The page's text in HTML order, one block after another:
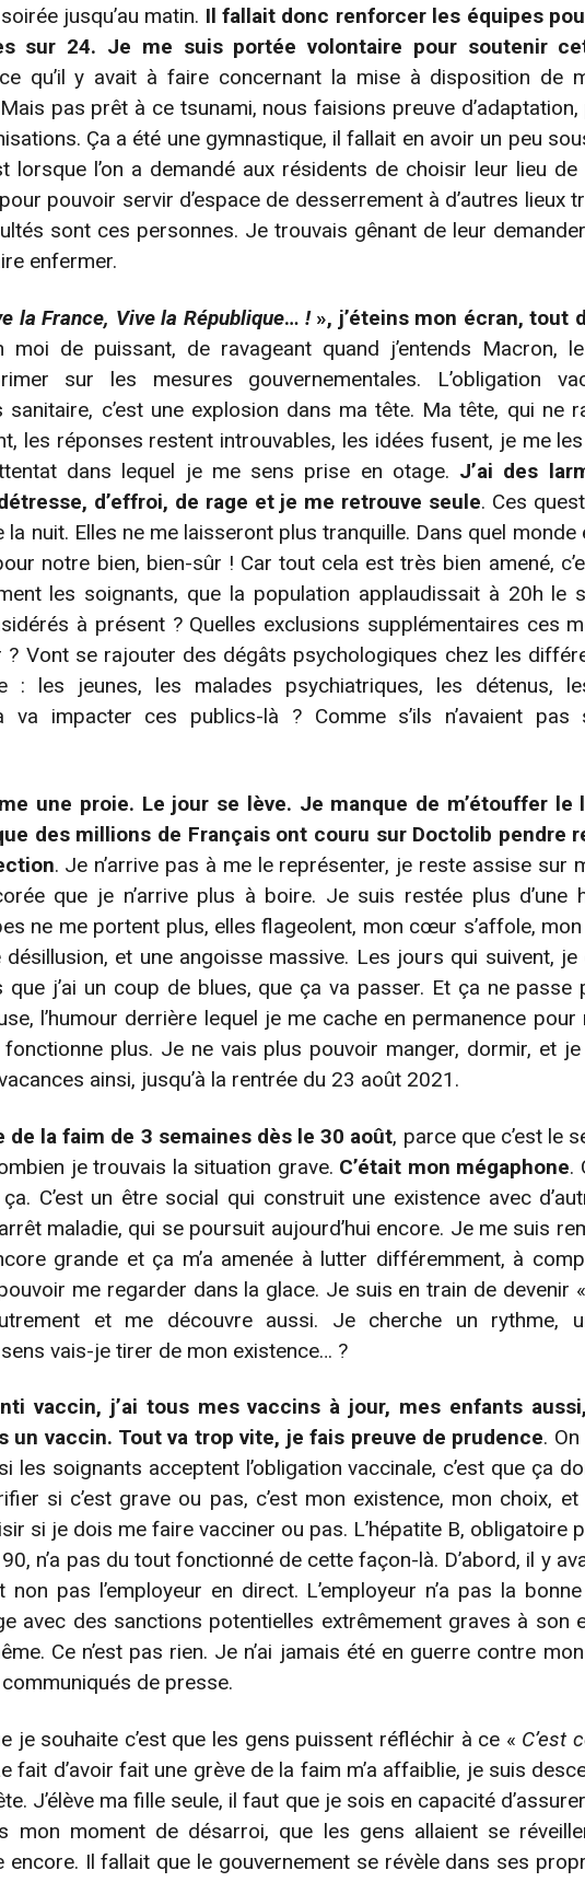
jusqu’au matin. Il fallait donc renforcer les équipes
sur 24. Je me suis portée volontaire pour soutenir
qu’il y avait à faire concernant la mise à disposition de
pas prêt à ce tsunami, nous faisions preuve
Ça a été une gymnastique, il fallait en avoir un peu
lorsque l’on a demandé aux résidents de choisir leur lieu
pouvoir servir d’espace de desserrement à d’autres lieux
sont ces personnes. Je trouvais gênant de leur
enfermer.
la France, Vive la République… !», j’éteins mon écran, tout
moi de puissant, de ravageant quand j’entends Macron,
sur les mesures gouvernementales. L’obligation
sanitaire, c’est une explosion dans ma tête. Ma tête, qui ne
les réponses restent introuvables, les idées fusent, je me
dans lequel je me sens prise en otage. J’ai des
d’effroi, de rage et je me retrouve seule. Ces
la nuit. Elles ne me laisseront plus tranquille. Dans quel
notre bien, bien-sûr ! Car tout cela est très bien amené,
les soignants, que la population applaudissait à 20h le
à présent ? Quelles exclusions supplémentaires ces
? Vont se rajouter des dégâts psychologiques chez les
: les jeunes, les malades psychiatriques, les détenus,
va impacter ces publics-là ? Comme s’ils n’avaient pas
une proie. Le jour se lève. Je manque de m’étouffer le
des millions de Français ont couru sur Doctolib pendre
. Je n’arrive pas à me le représenter, je reste assise sur
que je n’arrive plus à boire. Je suis restée plus d’une
ne me portent plus, elles flageolent, mon cœur s’affole,
désillusion, et une angoisse massive. Les jours qui suivent,
j’ai un coup de blues, que ça va passer. Et ça ne passe
l’humour derrière lequel je me cache en permanence pour
plus. Je ne vais plus pouvoir manger, dormir, et
ainsi, jusqu’à la rentrée du 23 août 2021.
de la faim de 3 semaines dès le 30 août, parce que c’est le
je trouvais la situation grave. C’était mon mégaphone.
C’est un être social qui construit une existence avec
maladie, qui se poursuit aujourd’hui encore. Je me suis
grande et ça m’a amenée à lutter différemment, à
me regarder dans la glace. Je suis en train de devenir
et me découvre aussi. Je cherche un rythme,
vais-je tirer de mon existence… ?
vaccin, j’ai tous mes vaccins à jour, mes enfants
un vaccin. Tout va trop vite, je fais preuve de prudence.
les soignants acceptent l’obligation vaccinale, c’est que ça
si c’est grave ou pas, c’est mon existence, mon choix,
si je dois me faire vacciner ou pas. L’hépatite B, obligatoire
n’a pas du tout fonctionné de cette façon-là. D’abord, il y
pas l’employeur en direct. L’employeur n’a pas la
avec des sanctions potentielles extrêmement graves à son
Ce n’est pas rien. Je n’ai jamais été en guerre contre
de presse.
je souhaite c’est que les gens puissent réfléchir à ce « C’est
fait d’avoir fait une grève de la faim m’a affaiblie, je suis
J’élève ma fille seule, il faut que je sois en capacité
mon moment de désarroi, que les gens allaient se
encore. Il fallait que le gouvernement se révèle dans ses